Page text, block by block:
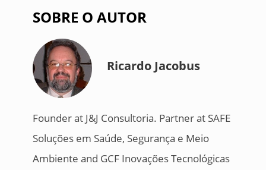
SOBRE O AUTOR
Ricardo Jacobus
Founder at J&J Consultoria. Partner at SAFE
Soluções em Saúde, Segurança e Meio
Ambiente and GCF Inovações Tecnológicas